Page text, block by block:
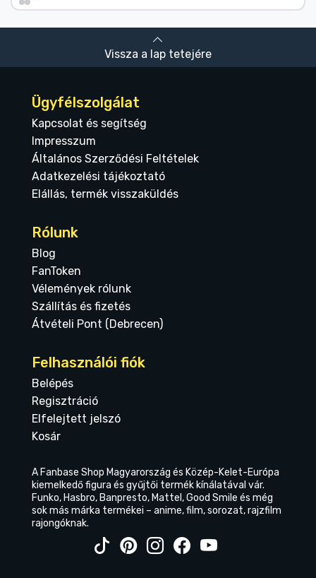
Vissza a lap tetejére
Ügyfélszolgálat
Kapcsolat és segítség
Impresszum
Általános Szerződési Feltételek
Adatkezelési tájékoztató
Elállás, termék visszaküldés
Rólunk
Blog
FanToken
Vélemények rólunk
Szállítás és fizetés
Átvételi Pont (Debrecen)
Felhasználói fiók
Belépés
Regisztráció
Elfelejtett jelszó
Kosár
A Fanbase Shop Magyarország és Közép-Kelet-Európa
kiemelkedő figura és gyűjtői termék kínálatával vár.
Funko, Hasbro, Banpresto, Mattel, Good Smile és még
sok más márka termékei – anime, film, sorozat, rajzfilm
rajongóknak.